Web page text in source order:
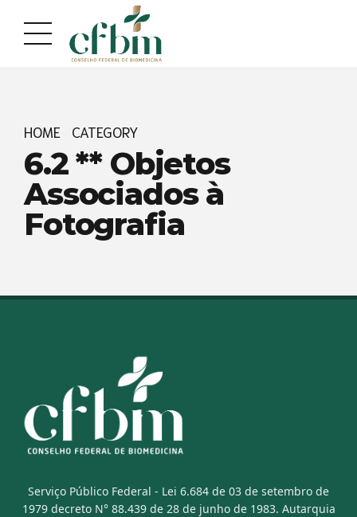
conteúdo
navegação
HOME CATEGORY
6.2 ** Objetos
Associados à
Fotografia
Serviço Público Federal - Lei 6.684 de 03 de setembro de
1979 decreto N° 88.439 de 28 de junho de 1983. Autarquia